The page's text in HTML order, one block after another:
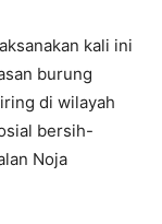
kali ini
burung
di wilayah
bersih-
Noja